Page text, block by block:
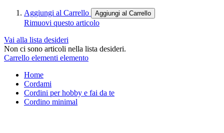
Aggiungi al Carrello Aggiungi al Carrello
Rimuovi questo articolo
Vai alla lista desideri
Non ci sono articoli nella lista desideri.
Carrello elementi elemento
Home
Cordami
Cordini per hobby e fai da te
Cordino minimal